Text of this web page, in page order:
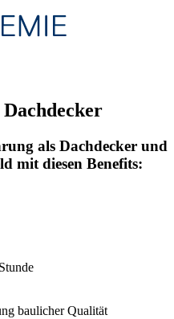
als Dachdecker und
mit diesen Benefits:
baulicher Qualität